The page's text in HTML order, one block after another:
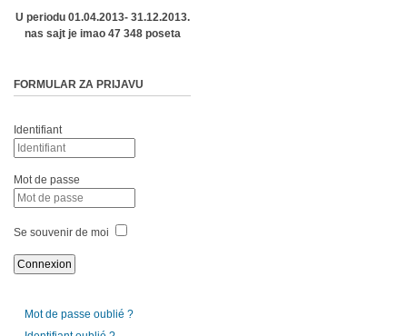
U periodu 01.04.2013- 31.12.2013.
nas sajt je imao 47 348 poseta
FORMULAR ZA PRIJAVU
Identifiant
Mot de passe
Se souvenir de moi
Mot de passe oublié ?